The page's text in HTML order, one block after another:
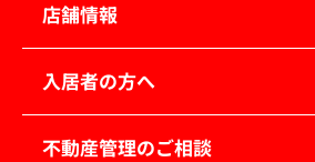
店舗情報
入居者の方へ
不動産管理のご相談